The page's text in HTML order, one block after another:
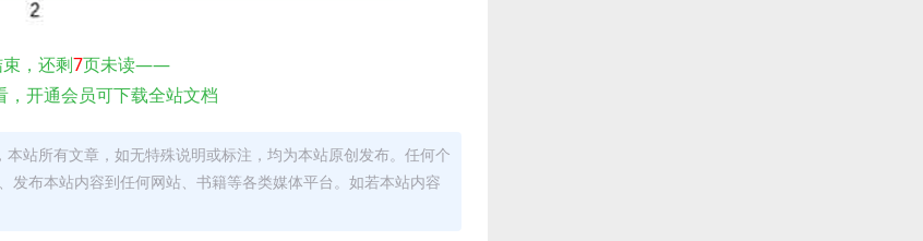
，还剩7页未读——
，开通会员可下载全站文档
站所有文章，如无特殊说明或标注，均为本站原创发布。任何个
发布本站内容到任何网站、书籍等各类媒体平台。如若本站内容